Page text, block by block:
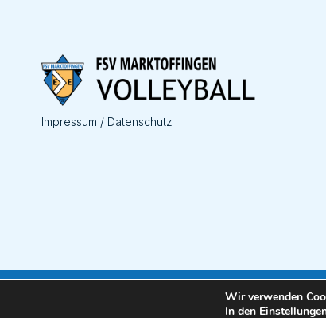
Impressum / Datenschutz
Wir verwenden
In den